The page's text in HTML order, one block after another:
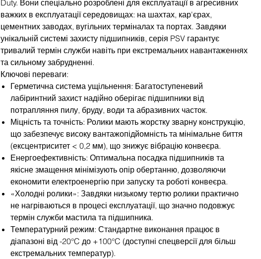
Duty. Вони спеціально розроблені для експлуатації в агресивних
важких в експлуатації середовищах: на шахтах, кар'єрах,
цементних заводах, вугільних терміналах та портах. Завдяки
унікальній системі захисту підшипників, серія PSV гарантує
тривалий термін служби навіть при екстремальних навантаженнях
та сильному забрудненні.
Ключові переваги:
Герметична система ущільнення: Багатоступеневий
лабіринтний захист надійно оберігає підшипники від
потрапляння пилу, бруду, води та абразивних часток.
Міцність та точність: Ролики мають жорстку зварну конструкцію,
що забезпечує високу вантажопідйомність та мінімальне биття
(ексцентриситет < 0,2 мм), що знижує вібрацію конвеєра.
Енергоефективність: Оптимальна посадка підшипників та
якісне змащення мінімізують опір обертанню, дозволяючи
економити електроенергію при запуску та роботі конвеєра.
«Холодні ролики»: Завдяки низькому тертю ролики практично
не нагріваються в процесі експлуатації, що значно подовжує
термін служби мастила та підшипника.
Температурний режим: Стандартне виконання працює в
діапазоні від -20°C до +100°C (доступні спецверсії для більш
екстремальних температур).